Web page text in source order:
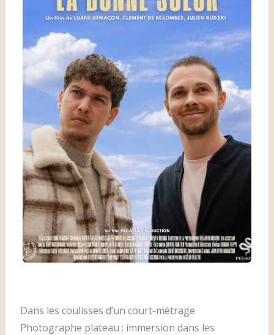
Dans les coulisses d’un court-métrage
Photographe plateau : immersion dans les